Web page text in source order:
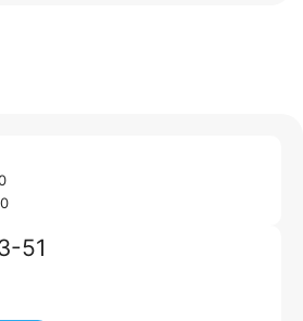
51